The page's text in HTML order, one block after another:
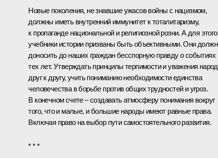
Новые поколения, не знавшие ужасов войны с нацизмом,
должны иметь внутренний иммунитет к тоталитаризму,
к пропаганде национальной и религиозной розни. А для этого
учебники истории призваны быть объективными. Они
доносить до наших граждан бесспорную правду о событиях
тех лет. Утверждать принципы терпимости и уважения
друг к другу, учить пониманию необходимости единства
человечества в борьбе против общих трудностей и угроз.
В конечном счете – создавать атмосферу понимания вокруг
того, что и малые, и большие народы имеют равные права.
Включая право на выбор пути самостоятельного развития.
* * *